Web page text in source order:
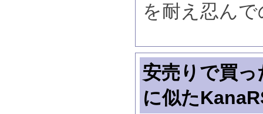
を耐え忍ん
安売りで買
に似た